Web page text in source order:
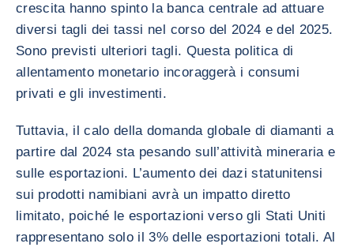
crescita hanno spinto la banca centrale ad attuare
diversi tagli dei tassi nel corso del 2024 e del 2025.
Sono previsti ulteriori tagli. Questa politica di
allentamento monetario incoraggerà i consumi
privati e gli investimenti.
Tuttavia, il calo della domanda globale di diamanti a
partire dal 2024 sta pesando sull’attività mineraria e
sulle esportazioni. L’aumento dei dazi statunitensi
sui prodotti namibiani avrà un impatto diretto
limitato, poiché le esportazioni verso gli Stati Uniti
rappresentano solo il 3% delle esportazioni totali. Al